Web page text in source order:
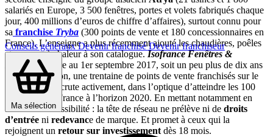
Conseils générauxDevenir franchiséDevenir franchiseur
Ma sélection
salariés en Europe, 3 500 fenêtres, portes et volets fabriqués chaque
jour, 400 millions d’euros de chiffre d’affaires), surtout connu pour
sa franchise Tryba (300 points de vente et 180 concessionnaires en
France). L’enseigne a plus récemment ajouté les chaudières, poêles
et pompes à chaleur à son catalogue.Isofrance Fenêtres &
Energiesfédère au 1er septembre 2017, soit un peu plus de dix ans
après sa création, une trentaine de points de vente franchisés sur le
territoire. Et recrute activement, dans l’optique d’atteindre les 100
franchises en France à l’horizon 2020. En mettant notamment en
avant son accessibilité : la tête de réseau ne prélève ni de droits
d’entrée ni redevance de marque. Et promet à ceux qui la
rejoignent un retour sur investissement dès 18 mois.